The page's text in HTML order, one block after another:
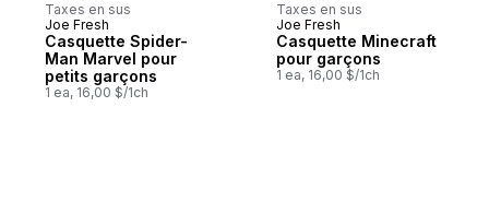
Taxes en sus
Joe Fresh
Casquette Spider-
Man Marvel pour
petits garçons
1 ea, 16,00 $/1ch
Taxes en sus
Joe Fresh
Casquette Minecraft
pour garçons
1 ea, 16,00 $/1ch